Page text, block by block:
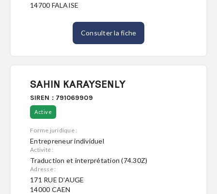
14700 FALAISE
Consulter la fiche
SAHIN KARAYSENLY
SIREN : 791069909
Active
Forme juridique :
Entrepreneur individuel
Activité :
Traduction et interprétation (74.30Z)
Adresse :
171 RUE D'AUGE
14000 CAEN